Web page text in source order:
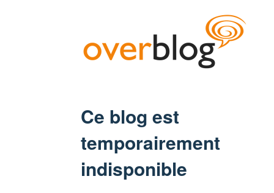
Ce blog est
temporairement
indisponible